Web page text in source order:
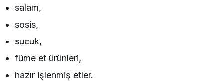
salam,
sosis,
sucuk,
füme et ürünleri,
hazır işlenmiş etler.